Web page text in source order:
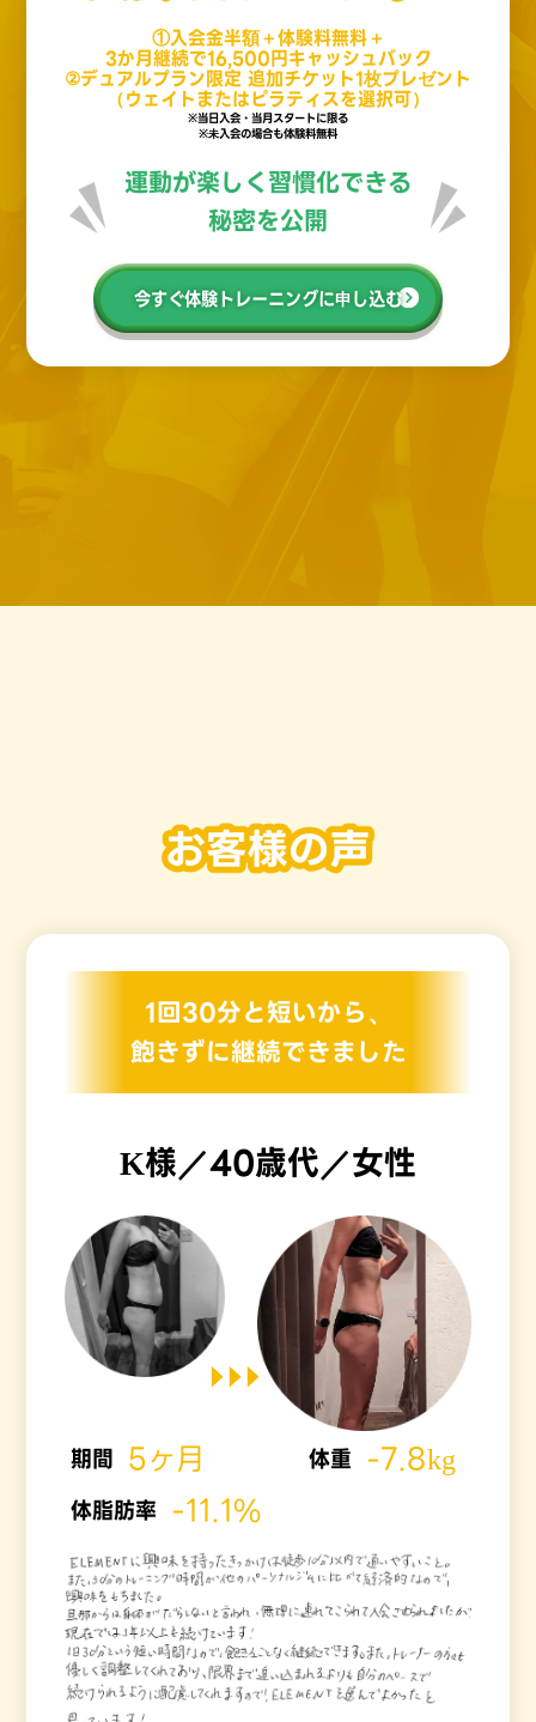
①入会金半額＋体験料無料＋
3か月継続で16,500円キャッシュバック
②デュアルプラン限定 追加チケット1枚プレゼント
（ウェイトまたはピラティスを選択可）
※当日入会・当月スタートに限る
※未入会の場合も体験料無料
運動が楽しく習慣化できる
秘密を公開
今すぐ体験トレーニングに申し込む
1回30分と短いから、
飽きずに継続できました
K様／40歳代／女性
期間 5ヶ月 体重 -7.8kg
体脂肪率 -11.1%